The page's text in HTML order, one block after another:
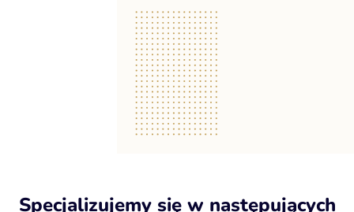
Specjalizujemy się w następujących